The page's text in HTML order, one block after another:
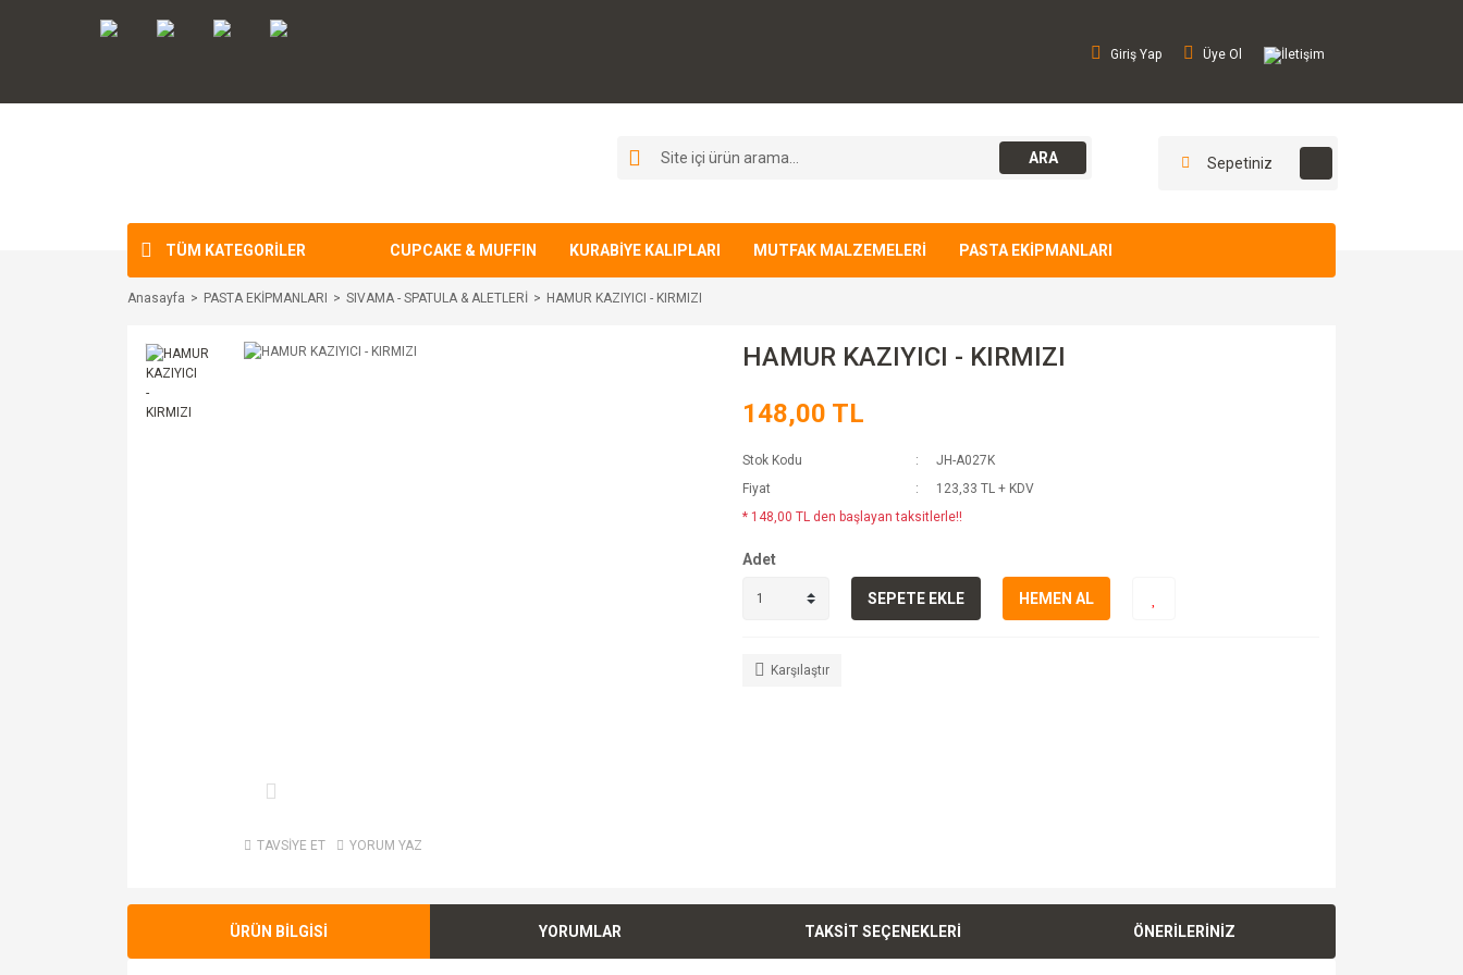
Giriş Yap Üye Ol İletişim
ARA Sepetiniz
TÜM KATEGORİLER CUPCAKE & MUFFIN KURABİYE KALIPLARI MUTFAK MALZEMELERİ PASTA EKİPMANLARI
Anasayfa PASTA EKİPMANLARI SIVAMA - SPATULA & ALETLERİ HAMUR KAZIYICI - KIRMIZI
TAVSİYE ET YORUM YAZ
HAMUR KAZIYICI - KIRMIZI
148,00 TL
Stok Kodu
JH-A027K
Fiyat
123,33 TL + KDV
* 148,00 TL den başlayan taksitlerle!!
Adet
SEPETE EKLE HEMEN AL
Karşılaştır
ÜRÜN BİLGİSİ YORUMLAR TAKSİT SEÇENEKLERİ ÖNERİLERİNİZ